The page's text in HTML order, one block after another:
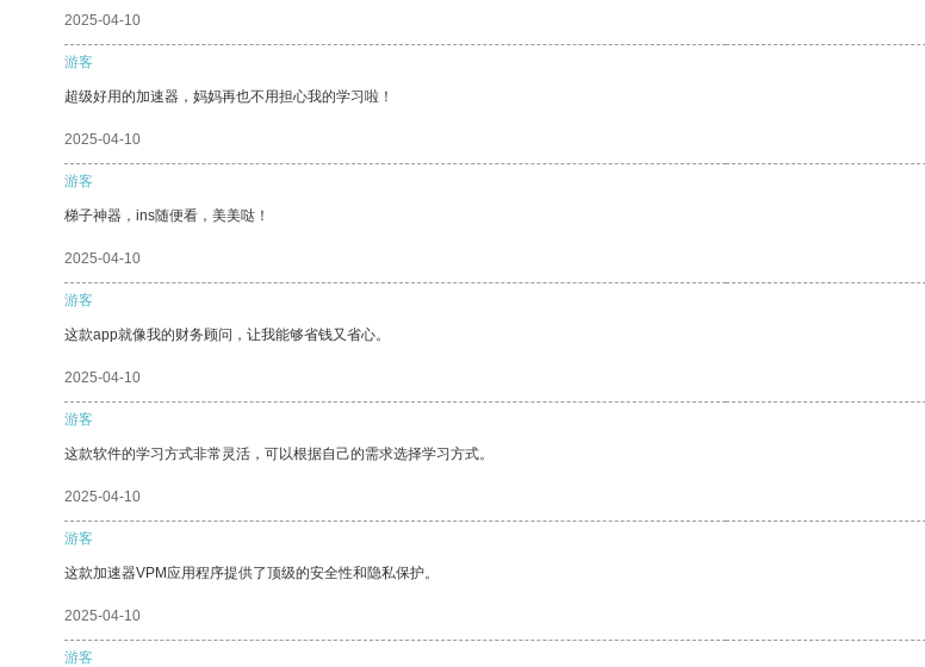
2025-04-10
游客
超级好用的加速器，妈妈再也不用担心我的学习啦！
2025-04-10
游客
梯子神器，ins随便看，美美哒！
2025-04-10
游客
这款app就像我的财务顾问，让我能够省钱又省心。
2025-04-10
游客
这款软件的学习方式非常灵活，可以根据自己的需求选择学习方式。
2025-04-10
游客
这款加速器VPM应用程序提供了顶级的安全性和隐私保护。
2025-04-10
游客